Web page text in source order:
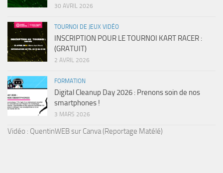
30 AVRIL 2026
TOURNOI DE JEUX VIDÉO
INSCRIPTION POUR LE TOURNOI KART RACER :
(GRATUIT)
2 AVRIL 2026
FORMATION
Digital Cleanup Day 2026 : Prenons soin de nos
smartphones !
3 MARS 2026
Vidéo : QuentinWEB sur Canva (Reportage Matélé)